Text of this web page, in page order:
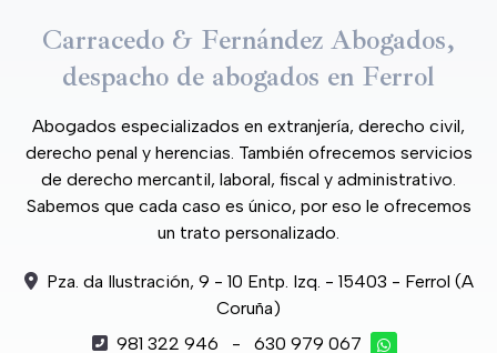
Carracedo & Fernández Abogados,
despacho de abogados en Ferrol
Abogados especializados en extranjería, derecho civil,
derecho penal y herencias. También ofrecemos servicios
de derecho mercantil, laboral, fiscal y administrativo.
Sabemos que cada caso es único, por eso le ofrecemos
un trato personalizado.
Pza. da Ilustración, 9 - 10 Entp. Izq. - 15403 - Ferrol (A
Coruña)
981 322 946
- 630 979 067